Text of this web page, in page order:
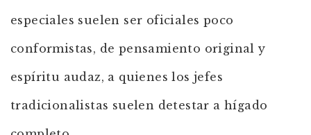
especiales suelen ser oficiales poco
conformistas, de pensamiento original y
espíritu audaz, a quienes los jefes
tradicionalistas suelen detestar a hígado